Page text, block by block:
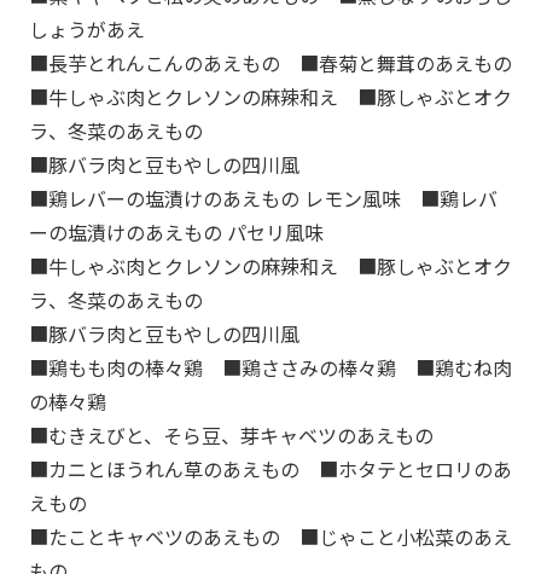
しょうがあえ
■長芋とれんこんのあえもの ■春菊と舞茸のあえもの
■牛しゃぶ肉とクレソンの麻辣和え ■豚しゃぶとオク
ラ、冬菜のあえもの
■豚バラ肉と豆もやしの四川風
■鶏レバーの塩漬けのあえもの レモン風味 ■鶏レバ
ーの塩漬けのあえもの パセリ風味
■牛しゃぶ肉とクレソンの麻辣和え ■豚しゃぶとオク
ラ、冬菜のあえもの
■豚バラ肉と豆もやしの四川風
■鶏もも肉の棒々鶏 ■鶏ささみの棒々鶏 ■鶏むね肉
の棒々鶏
■むきえびと、そら豆、芽キャベツのあえもの
■カニとほうれん草のあえもの ■ホタテとセロリのあ
えもの
■たことキャベツのあえもの ■じゃこと小松菜のあえ